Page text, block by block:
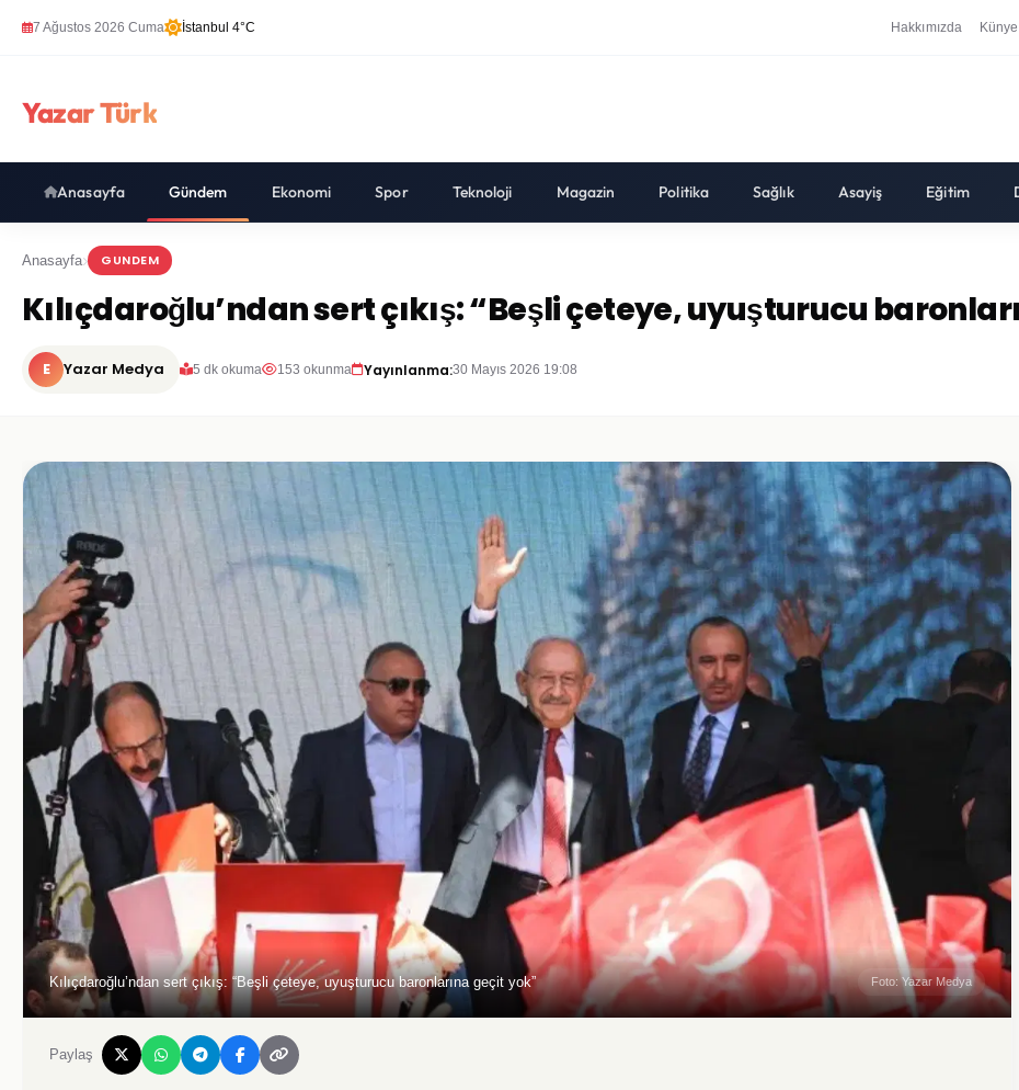
7 Ağustos 2026 Cuma İstanbul 4°C Hakkımızda Künye
Yazar Türk
Anasayfa Gündem Ekonomi Spor Teknoloji Magazin Politika Sağlık Asayiş Eğitim
Anasayfa GUNDEM
Kılıçdaroğlu’ndan sert çıkış: “Beşli çeteye, uyuşturucu
E Yazar Medya 5 dk okuma 153 okunma Yayınlanma:30 Mayıs 2026 19:08
Kılıçdaroğlu’ndan sert çıkış: “Beşli çeteye, uyuşturucu baronlarına geçit yok” Foto: Yazar Medya
Paylaş